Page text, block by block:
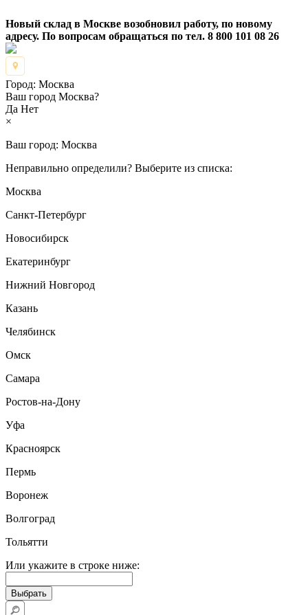
Новый склад в Москве возобновил работу, по новому
адресу. По вопросам обращаться по тел. 8 800 101 08 26
Город: Москва
Ваш город Москва?
Да Нет
×
Ваш город: Москва
Неправильно определили? Выберите из списка:
Москва
Санкт-Петербург
Новосибирск
Екатеринбург
Нижний Новгород
Казань
Челябинск
Омск
Самара
Ростов-на-Дону
Уфа
Красноярск
Пермь
Воронеж
Волгоград
Тольятти
Или укажите в строке ниже: